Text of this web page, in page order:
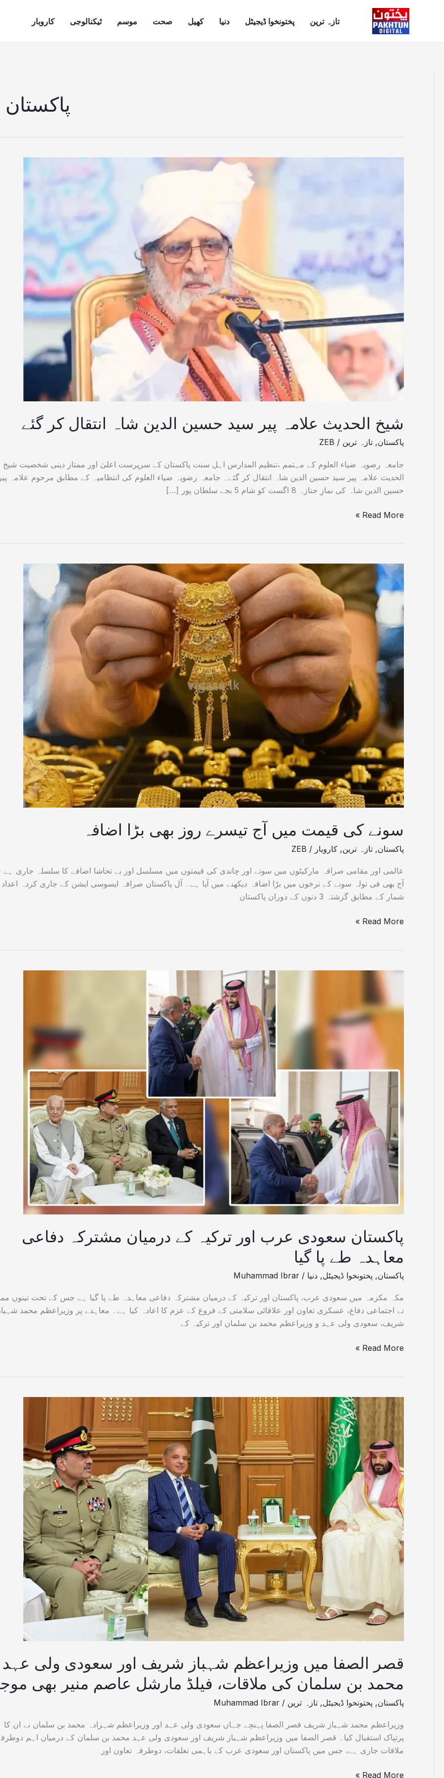
تازہ ترین پختونخوا ڈیجیٹل دنیا کھیل صحت موسم ٹیکنالوجی کاروبار
پاکستان
شیخ الحدیث علامہ پیر سید حسین الدین شاہ انتقال کر گئے
پاکستان, تازہ ترین /
ZEB
جامعہ رضویہ ضیاء العلوم کے مہتمم ،تنظیم المدارس اہل سنت پاکستان کے سرپرست اعلیٰ اور ممتاز دینی شخصیت شیخ
الحدیث علامہ پیر سید حسین الدین شاہ انتقال کر گئے۔ جامعہ رضویہ ضیاء العلوم کی انتظامیہ کے مطابق مرحوم علامہ
حسین الدین شاہ کی نمازِ جنازہ 8 اگست کو شام 5 بجے سلطان پور […]
حسین
الدین
انتقال
Read More »
سونے کی قیمت میں آج تیسرے روز بھی بڑا اضافہ
پاکستان, تازہ ترین, کاروبار /
ZEB
عالمی اور مقامی صرافہ مارکیٹوں میں سونے اور چاندی کی قیمتوں میں مسلسل اور بے تحاشا اضافے کا سلسلہ جاری
آج بھی فی تولہ سونے کے نرخوں میں بڑا اضافہ دیکھنے میں آیا ہے۔ آل پاکستان صرافہ ایسوسی ایشن کے جاری کردہ
شمار کے مطابق گزشتہ 3 دنوں کے دوران پاکستان
سونے
کی
قیمت
میں
آج
تیسرے
روز
بھی
بڑا
اضافہ
Read More »
پاکستان سعودی عرب اور ترکیہ کے درمیان مشترکہ دفاعی
معاہدہ طے پا گیا
پاکستان, پختونخوا ڈیجیٹل, دنیا /
Muhammad Ibrar
مکہ مکرمہ میں سعودی عرب، پاکستان اور ترکیہ کے درمیان مشترکہ دفاعی معاہدہ طے پا گیا ہے جس کے تحت تینوں
نے اجتماعی دفاع، عسکری تعاون اور علاقائی سلامتی کے فروغ کے عزم کا اعادہ کیا ہے۔ معاہدے پر وزیراعظم محمد
شریف، سعودی ولی عہد و وزیراعظم محمد بن سلمان اور ترکیہ کے
پاکستان
عرب
اور
درمیان
مشترکہ
طے
پا
گیا
Read More »
قصر الصفا میں وزیراعظم شہباز شریف اور سعودی ولی عہد
محمد بن سلمان کی ملاقات، فیلڈ مارشل عاصم منیر بھی
پاکستان, پختونخوا ڈیجیٹل, تازہ ترین /
Muhammad Ibrar
وزیراعظم محمد شہباز شریف قصر الصفا پہنچے جہاں سعودی ولی عہد اور وزیراعظم شہزادہ محمد بن سلمان نے ان کا
پرتپاک استقبال کیا۔ قصر الصفا میں وزیراعظم شہباز شریف اور سعودی ولی عہد محمد بن سلمان کے درمیان اہم
ملاقات جاری ہے، جس میں پاکستان اور سعودی عرب کے باہمی تعلقات، دوطرفہ تعاون اور
قصر
الصفا
میں
وزیراعظم
شہباز
شریف
اور
سعودی
ولی
عہد
محمد
بن
سلمان
فیلڈ
مارشل
عاصم
موجود
Read More »